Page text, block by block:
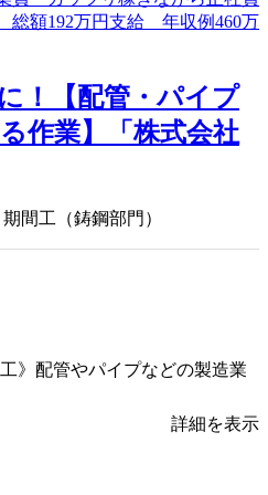
！【配管・パイプ
作業】「株式会社
間工（鋳鋼部門）
》配管やパイプなどの製造業
詳細を表示